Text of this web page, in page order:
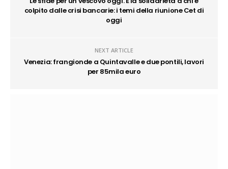
colpito dalle crisi bancarie: i temi della riunione Cet di
oggi
NEXT ARTICLE
Venezia: frangionde a Quintavalle e due pontili, lavori
per 85mila euro